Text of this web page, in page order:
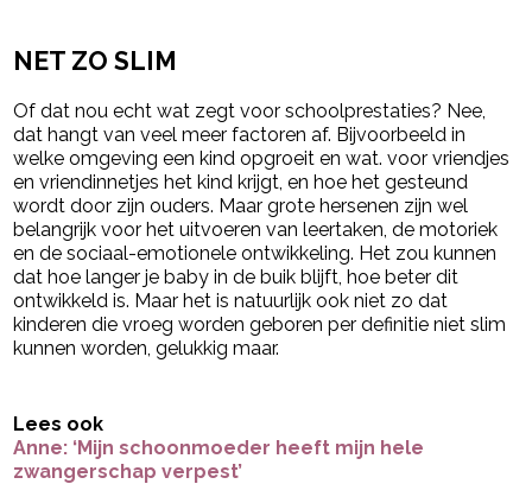
NET ZO SLIM
Of dat nou echt wat zegt voor schoolprestaties? Nee,
dat hangt van veel meer factoren af. Bijvoorbeeld in
welke omgeving een kind opgroeit en wat. voor vriendjes
en vriendinnetjes het kind krijgt, en hoe het gesteund
wordt door zijn ouders. Maar grote hersenen zijn wel
belangrijk voor het uitvoeren van leertaken, de motoriek
en de sociaal-emotionele ontwikkeling. Het zou kunnen
dat hoe langer je baby in de buik blijft, hoe beter dit
ontwikkeld is. Maar het is natuurlijk ook niet zo dat
kinderen die vroeg worden geboren per definitie niet slim
kunnen worden, gelukkig maar.
Lees ook
Anne: ‘Mijn schoonmoeder heeft mijn hele
zwangerschap verpest’